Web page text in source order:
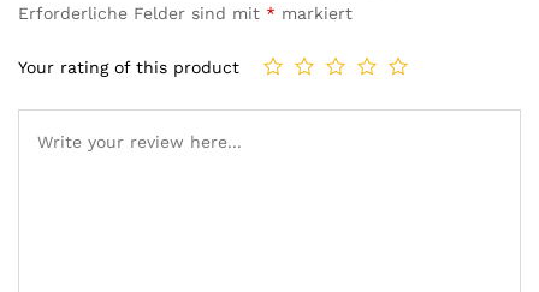
Erforderliche Felder sind mit * markiert
Your rating of this product